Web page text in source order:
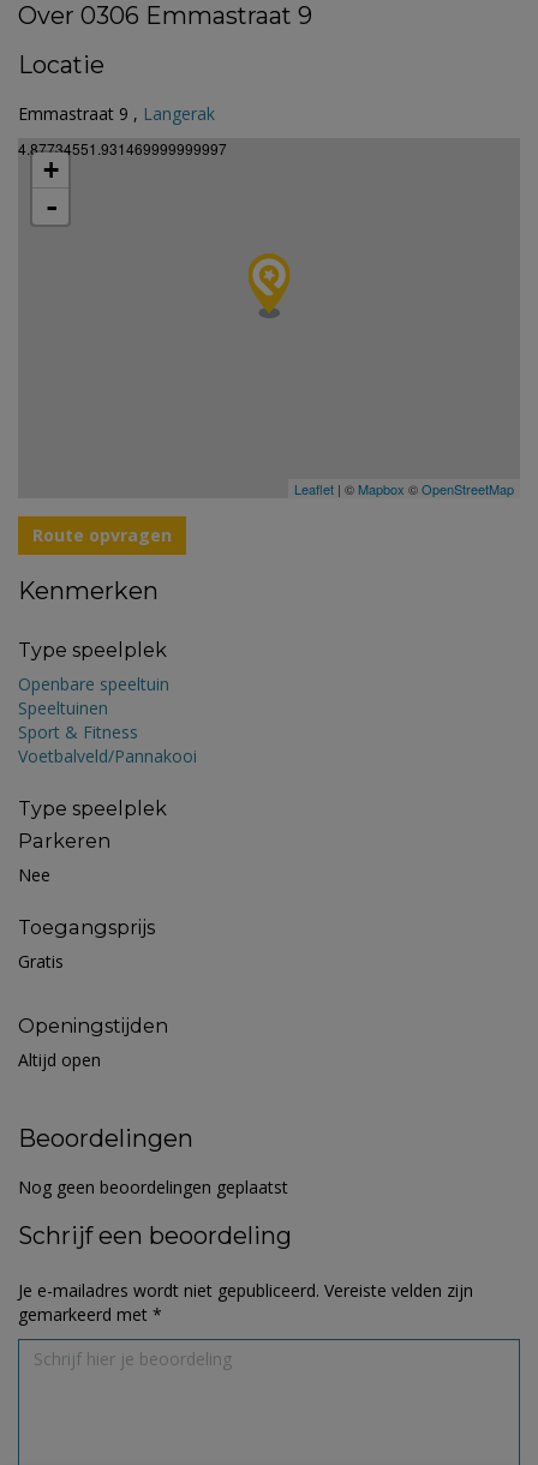
Over 0306 Emmastraat 9
Locatie
Emmastraat 9 , Langerak
4.87734551.931469999999997
+
-
Leaflet | © Mapbox ©OpenStreetMap
Route opvragen
Kenmerken
Type speelplek
Openbare speeltuin
Speeltuinen
Sport & Fitness
Voetbalveld/Pannakooi
Type speelplek
Parkeren
Nee
Toegangsprijs
Gratis
Openingstijden
Altijd open
Beoordelingen
Nog geen beoordelingen geplaatst
Schrijf een beoordeling
Je e-mailadres wordt niet gepubliceerd. Vereiste velden zijn
gemarkeerd met *